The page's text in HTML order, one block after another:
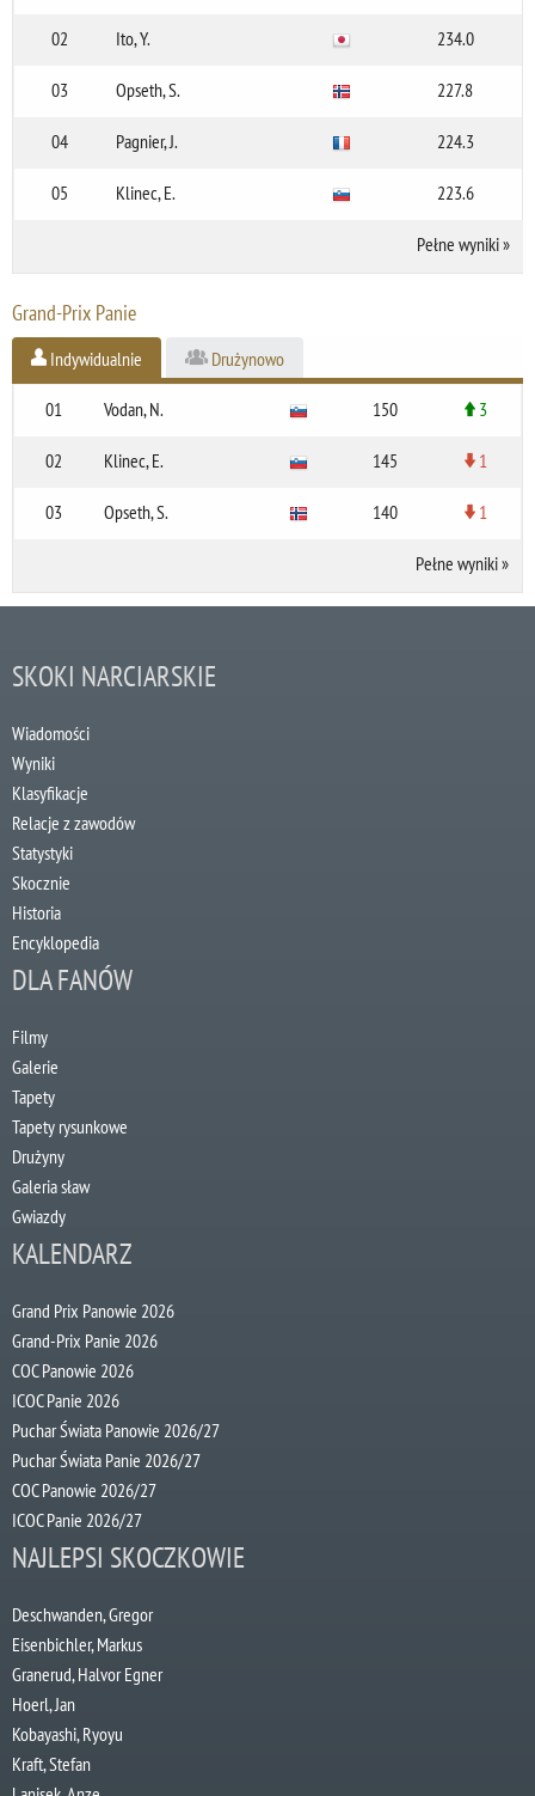
02 Ito, Y. 234.0
03 Opseth, S. 227.8
04 Pagnier, J. 224.3
05 Klinec, E. 223.6
Pełne wyniki»
Grand-Prix Panie
Indywidualnie Drużynowo
01 Vodan, N. 150 3
02 Klinec, E. 145 1
03 Opseth, S. 140 1
Pełne wyniki»
SKOKI NARCIARSKIE
Wiadomości
Wyniki
Klasyfikacje
Relacje z zawodów
Statystyki
Skocznie
Historia
Encyklopedia
DLA FANÓW
Filmy
Galerie
Tapety
Tapety rysunkowe
Drużyny
Galeria sław
Gwiazdy
KALENDARZ
Grand Prix Panowie 2026
Grand-Prix Panie 2026
COC Panowie 2026
ICOC Panie 2026
Puchar Świata Panowie 2026/27
Puchar Świata Panie 2026/27
COC Panowie 2026/27
ICOC Panie 2026/27
NAJLEPSI SKOCZKOWIE
Deschwanden, Gregor
Eisenbichler, Markus
Granerud, Halvor Egner
Hoerl, Jan
Kobayashi, Ryoyu
Kraft, Stefan